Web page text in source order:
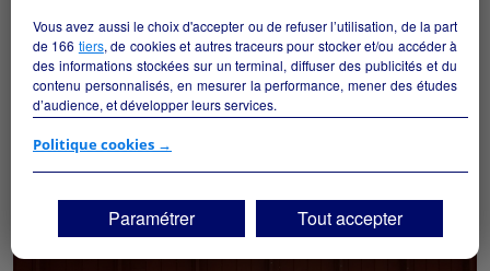
A reprendre SUPÉRETTE-BOUCHERIE-CHARCUTERIE-
TRAITEUR À LANMEUR
Vous avez aussi le choix d'accepter ou de refuser l’utilisation, de la part
de 166 tiers, de cookies et autres traceurs pour stocker et/ou accéder à
des informations stockées sur un terminal, diffuser des publicités et du
contenu personnalisés, en mesurer la performance, mener des études
d’audience, et développer leurs services.
Si vous continuez sans accepter, les fonctionnalités liées à la
vos centres d'intérêt. Seuls lescookies/traceurs techniquesseront
déposés et lus sur votre terminal.
Vous pouvez exprimer vos choix en cliquant sur "Tout accepter",
Politique cookies →
Paramétrer Tout accepter